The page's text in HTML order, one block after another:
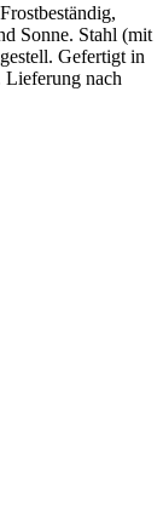
Sonne. Stahl (mit
Gefertigt in
Lieferung nach